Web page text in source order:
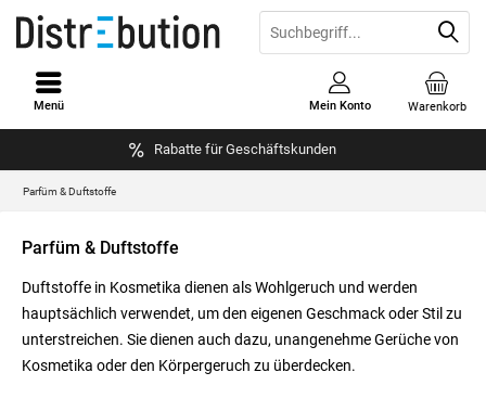
Rabatte für Geschäftskunden
Warenkorb
Mein Konto
Menü
Parfüm & Duftstoffe
Parfüm & Duftstoffe
Duftstoffe in Kosmetika dienen als Wohlgeruch und werden
hauptsächlich verwendet, um den eigenen Geschmack oder Stil zu
unterstreichen. Sie dienen auch dazu, unangenehme Gerüche von
Kosmetika oder den Körpergeruch zu überdecken.